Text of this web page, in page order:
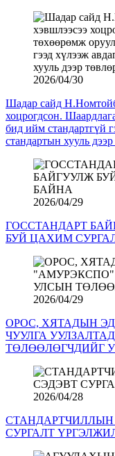
2026/04/30
Шадар сайд
хоцрогдсон.
бид ийм стандартгүй
стандартын хууль
2026/04/29
ГОССТАНДАРТ
БУЙ ЦАХИМ
2026/04/29
ОРОС, ХЯТАДЫН
ЧУУЛГА
ТӨЛӨӨЛӨГЧДИЙГ
2026/04/28
СТАНДАРТЧИЛЛЫН
СУРГАЛТ